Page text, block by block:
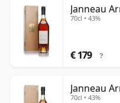
Janneau
70cl • 43%
€ 179 ?
Janneau
70cl • 43%